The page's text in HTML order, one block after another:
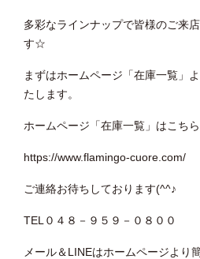
多彩なラインナップで皆様のご来
す☆
まずはホームページ「在庫一覧」
たします。
ホームページ「在庫一覧」はこち
https://www.flamingo-cuore.com/
ご連絡お待ちしております(^^♪
TEL０４８－９５９－０８００
メール＆LINEはホームページより